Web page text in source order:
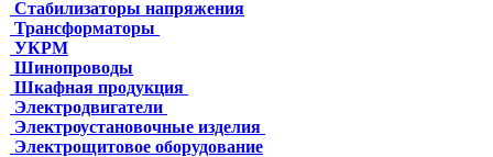
Стабилизаторы напряжения
Трансформаторы
УКРМ
Шинопроводы
Шкафная продукция
Электродвигатели
Электроустановочные изделия
Электрощитовое оборудование